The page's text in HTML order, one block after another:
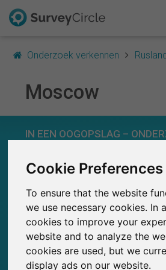
Cookie Preferences
To ensure that the website
we use necessary cookies. In
cookies to improve your
website and to analyze the
cookies are used, but we
display ads on our website.
Onderzoek verkennen
Moscow
IN EEN OOGOPSLAG –
0
Eerder gepubliceerde
SurveyCircle
0
Studies die momenteel
Survey
Onderzoek
FAQ
Gratis
Inloggen